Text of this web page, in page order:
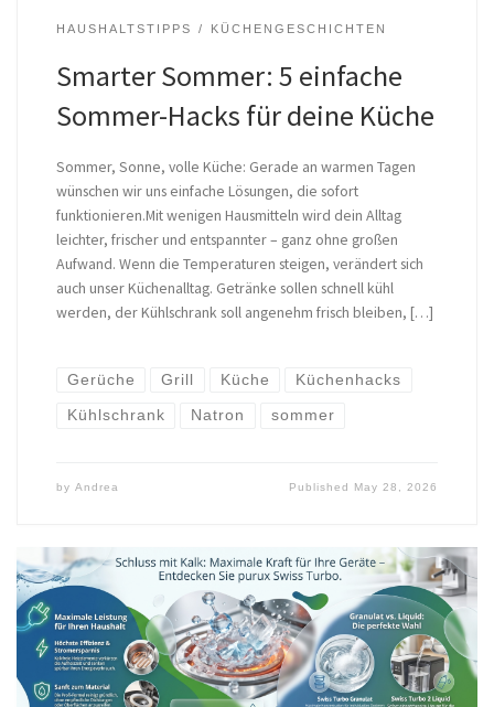
HAUSHALTSTIPPS KÜCHENGESCHICHTEN
Smarter Sommer: 5 einfache
Sommer-Hacks für deine Küche
Sommer, Sonne, volle Küche: Gerade an warmen Tagen
wünschen wir uns einfache Lösungen, die sofort
funktionieren.Mit wenigen Hausmitteln wird dein Alltag
leichter, frischer und entspannter – ganz ohne großen
Aufwand. Wenn die Temperaturen steigen, verändert sich
auch unser Küchenalltag. Getränke sollen schnell kühl
werden, der Kühlschrank soll angenehm frisch bleiben, […]
Gerüche Grill Küche Küchenhacks
Kühlschrank Natron sommer
by Andrea Published May 28, 2026